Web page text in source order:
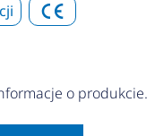
o produkcie.